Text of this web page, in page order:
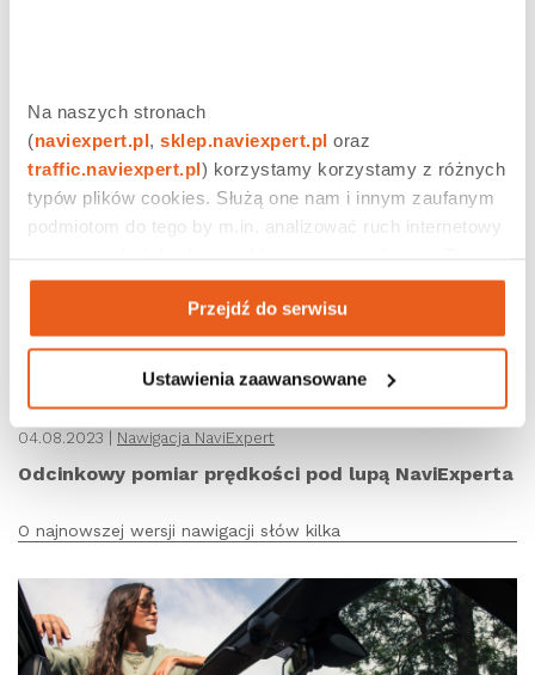
Na naszych stronach
(naviexpert.pl sklep.naviexpert.pl
traffic.naviexpert.pl) korzystamy korzystamy z różnych
typów plików cookies. Służą one nam i innym zaufanym
podmiotom do tego by m.in. analizować ruch internetowy
aktywności na naszych stronach internetowych. Więcej
informacji znajdziesz w naszej polityce prywatności
Przejdź do serwisu
Ustawienia zaawansowane
RAPORT wakacje 2023
04.08.2023 | Nawigacja NaviExpert
Odcinkowy pomiar prędkości pod lupą NaviExperta
O najnowszej wersji nawigacji słów kilka